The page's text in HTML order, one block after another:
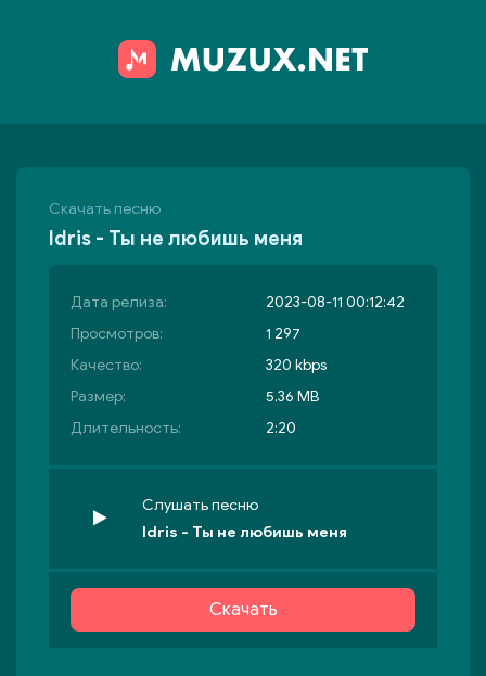
Скачать песню
Idris - Ты не любишь меня
Дата релиза:
2023-08-11 00:12:42
Просмотров:
1 297
Качество:
320 kbps
Размер:
5.36 MB
Длительность:
2:20
Слушать песню
Idris - Ты не любишь меня
Скачать